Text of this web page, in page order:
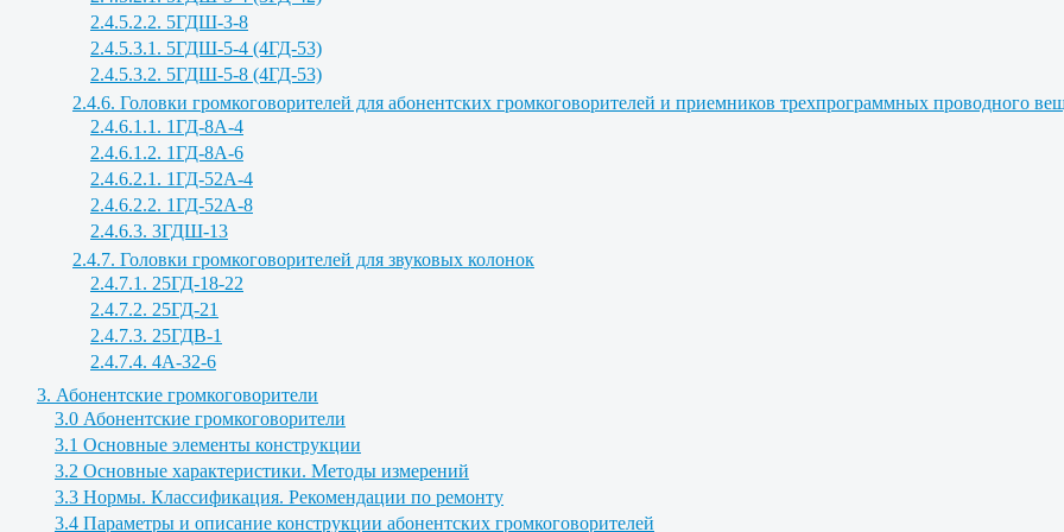
2.4.5.2.2. 5ГДШ-3-8
2.4.5.3.1. 5ГДШ-5-4 (4ГД-53)
2.4.5.3.2. 5ГДШ-5-8 (4ГД-53)
2.4.6. Головки громкоговорителей для абонентских громкоговорителей и приемников трехпрограммных проводного
2.4.6.1.1. 1ГД-8А-4
2.4.6.1.2. 1ГД-8А-6
2.4.6.2.1. 1ГД-52А-4
2.4.6.2.2. 1ГД-52А-8
2.4.6.3. 3ГДШ-13
2.4.7. Головки громкоговорителей для звуковых колонок
2.4.7.1. 25ГД-18-22
2.4.7.2. 25ГД-21
2.4.7.3. 25ГДВ-1
2.4.7.4. 4А-32-6
3. Абонентские громкоговорители
3.0 Абонентские громкоговорители
3.1 Основные элементы конструкции
3.2 Основные характеристики. Методы измерений
3.3 Нормы. Классификация. Рекомендации по ремонту
3.4 Параметры и описание конструкции абонентских громкоговорителей